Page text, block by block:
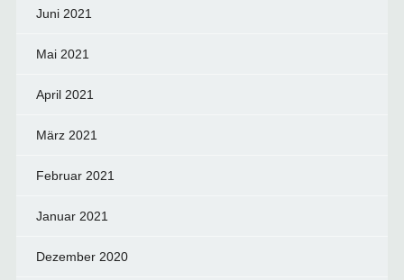
Juni 2021
Mai 2021
April 2021
März 2021
Februar 2021
Januar 2021
Dezember 2020